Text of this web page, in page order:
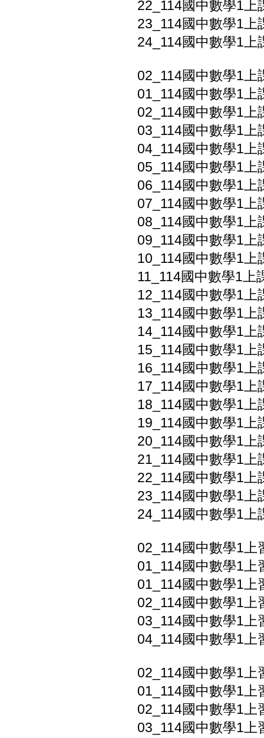
22_114國中數學1上
23_114國中數學1上
24_114國中數學1上
02_114國中數學1上
01_114國中數學1上
02_114國中數學1上
03_114國中數學1上
04_114國中數學1上
05_114國中數學1上
06_114國中數學1上
07_114國中數學1上
08_114國中數學1上
09_114國中數學1上
10_114國中數學1上
11_114國中數學1上
12_114國中數學1上
13_114國中數學1上
14_114國中數學1上
15_114國中數學1上
16_114國中數學1上
17_114國中數學1上
18_114國中數學1上
19_114國中數學1上
20_114國中數學1上
21_114國中數學1上
22_114國中數學1上
23_114國中數學1上
24_114國中數學1上
02_114國中數學1上
01_114國中數學1上
01_114國中數學1上
02_114國中數學1上
03_114國中數學1上
04_114國中數學1上
02_114國中數學1上
01_114國中數學1上
02_114國中數學1上
03_114國中數學1上